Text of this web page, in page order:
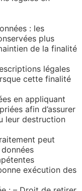
: les
plus
de la finalité
légales
cette finalité
en appliquant
afin d’assurer
leur destruction
peut
exécution des